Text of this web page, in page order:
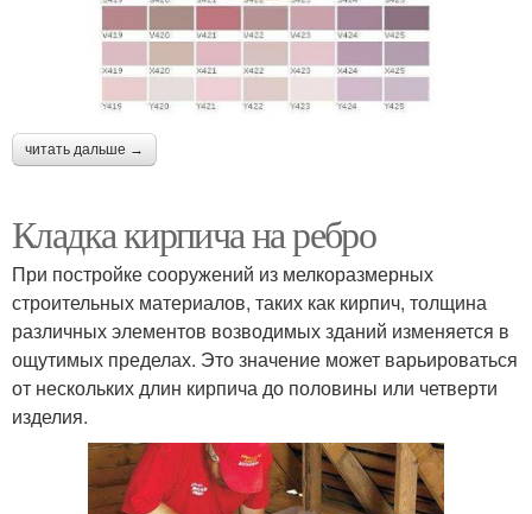
читать дальше →
Кладка кирпича на ребро
При постройке сооружений из мелкоразмерных
строительных материалов, таких как кирпич, толщина
различных элементов возводимых зданий изменяется в
ощутимых пределах. Это значение может варьироваться
от нескольких длин кирпича до половины или четверти
изделия.